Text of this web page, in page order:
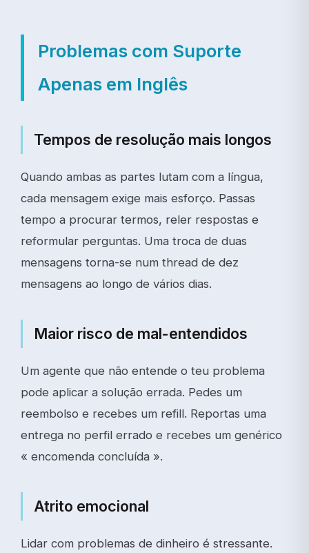
Problemas com Suporte
Apenas em Inglês
Tempos de resolução mais longos
Quando ambas as partes lutam com a língua,
cada mensagem exige mais esforço. Passas
tempo a procurar termos, reler respostas e
reformular perguntas. Uma troca de duas
mensagens torna-se num thread de dez
mensagens ao longo de vários dias.
Maior risco de mal-entendidos
Um agente que não entende o teu problema
pode aplicar a solução errada. Pedes um
reembolso e recebes um refill. Reportas uma
entrega no perfil errado e recebes um genérico
« encomenda concluída ».
Atrito emocional
Lidar com problemas de dinheiro é stressante.